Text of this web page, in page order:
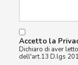
Accetto la
Dichiaro di aver
dell'art.13 D.lgs